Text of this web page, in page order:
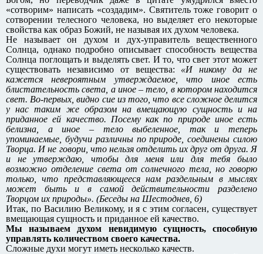
«сотворим» написать «создадим». Святитель тоже говорит о
сотворении телесного человека, но выделяет его некоторые
свойства как образ Божий, не называя их духом человека.
Не называет он духом и дух-управитель вещественного
Солнца, однако подробно описывает способность вещества
Солнца поглощать и выделять свет. И то, что свет этот может
существовать независимо от вещества: «И никому да не
кажется невероятным утверждаемое, что иное есть
блистательность света, а иное – тело, в котором находится
свет. Во-первых, видно сие из того, что все сложное делится
у нас таким же образом на вмещающую сущность и на
приданное ей качество. Посему как по природе иное есть
белизна, а иное – тело выбеленное, так и теперь
упоминаемые, будучи различны по природе, соединены силою
Творца. И не говори, что нельзя отделить их друг от друга. Я
и не утверждаю, чтобы для меня или для тебя было
возможно отделение света от солнечного тела, но говорю
только, что представляющееся нам раздельным в мыслях
может быть и в самой действительности разделено
Творцом их природы». (Беседы на Шестоднев, 6)
Итак, по Василию Великому, и я с этим согласен, существует
вмещающая сущность и приданное ей качество.
Мы называем духом невидимую сущность, способную
управлять количеством своего качества.
Сложные духи могут иметь несколько качеств.